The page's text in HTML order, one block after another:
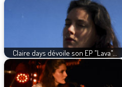
Claire days dévoile son EP "Lava"…